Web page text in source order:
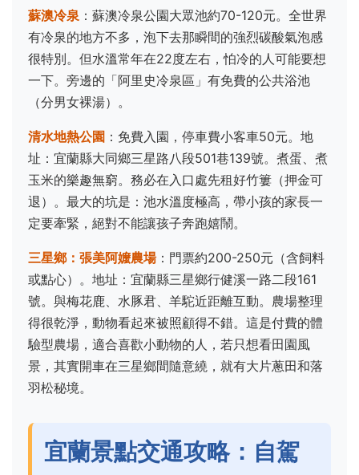
蘇澳冷泉 ：蘇澳冷泉公園大眾池約70-120元。全世界
有冷泉的地方不多，泡下去那瞬間的強烈碳酸氣泡感
很特別。但水溫常年在22度左右，怕冷的人可能要想
一下。旁邊的「阿里史冷泉區」有免費的公共浴池
（分男女裸湯）。
清水地熱公園 ：免費入園，停車費小客車50元。地
址：宜蘭縣大同鄉三星路八段501巷139號。煮蛋、煮
玉米的樂趣無窮。務必在入口處先租好竹簍（押金可
退）。最大的坑是：池水溫度極高，帶小孩的家長一
定要牽緊，絕對不能讓孩子奔跑嬉鬧。
三星鄉：張美阿嬤農場：門票約200-250元（含飼料
或點心）。地址：宜蘭縣三星鄉行健溪一路二段161
號。與梅花鹿、水豚君、羊駝近距離互動。農場整理
得很乾淨，動物看起來被照顧得不錯。這是付費的體
驗型農場，適合喜歡小動物的人，若只想看田園風
景，其實開車在三星鄉間隨意繞，就有大片蔥田和落
羽松秘境。
宜蘭景點交通攻略：自駕